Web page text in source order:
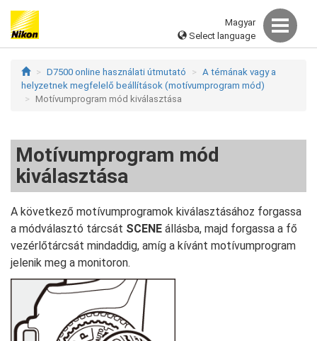
Magyar
Select language
D7500 online használati útmutató
A témának vagy a
helyzetnek megfelelő beállítások (motívumprogram mód)
Motívumprogram mód kiválasztása
Motívumprogram mód
kiválasztása
A következő motívumprogramok kiválasztásához forgassa
a módválasztó tárcsát SCENE állásba, majd forgassa a fő
vezérlőtárcsát mindaddig, amíg a kívánt motívumprogram
jelenik meg a monitoron.